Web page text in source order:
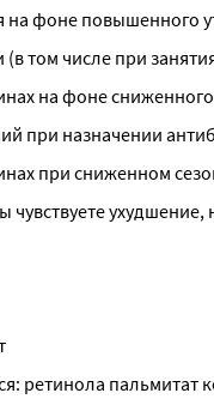
фоне повышенного
том числе при
на фоне
при назначении
при сниженном
ретинола пальмитат